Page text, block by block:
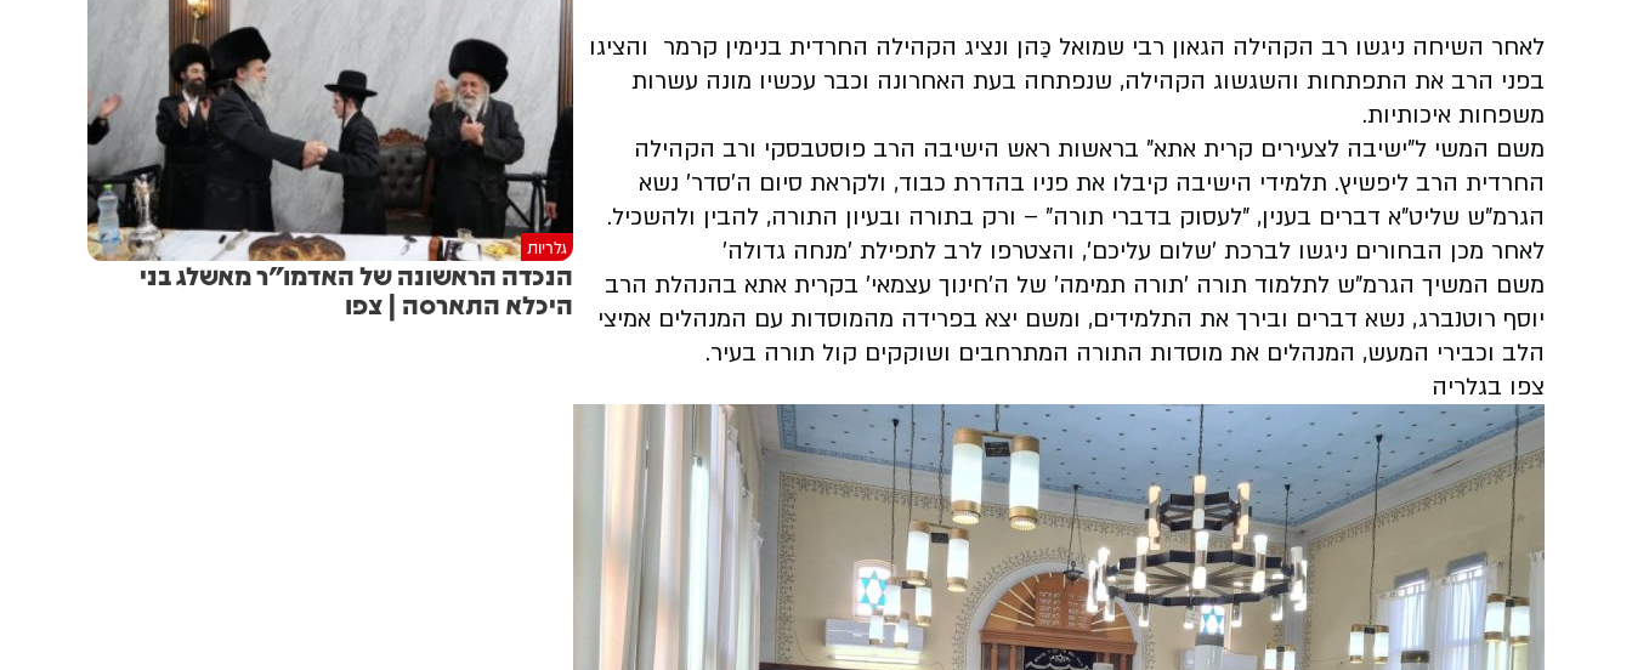
לאחר השיחה ניגשו רב הקהילה הגאון רבי שמואל כַּהן ונציג הקהילה החרדית בנימין קרמר והציגו
בפני הרב את התפתחות והשגשוג הקהילה, שנפתחה בעת האחרונה וכבר עכשיו מונה עשרות
משפחות איכותיות.
משם המשי ל"ישיבה לצעירים קרית אתא" בראשות ראש הישיבה הרב פוסטבסקי ורב הקהילה
החרדית הרב ליפשיץ. תלמידי הישיבה קיבלו את פניו בהדרת כבוד, ולקראת סיום ה'סדר' נשא
הגרמ"ש שליט"א דברים בענין, "לעסוק בדברי תורה" – ורק בתורה ובעיון התורה, להבין ולהשכיל.
לאחר מכן הבחורים ניגשו לברכת 'שלום עליכם', והצטרפו לרב לתפילת 'מנחה גדולה'
משם המשיך הגרמ"ש לתלמוד תורה 'תורה תמימה' של ה'חינוך עצמאי' בקרית אתא בהנהלת הרב
יוסף רוטנברג, נשא דברים ובירך את התלמידים, ומשם יצא בפרידה מהמוסדות עם המנהלים אמיצי
הלב וכבירי המעש, המנהלים את מוסדות התורה המתרחבים ושוקקים קול תורה בעיר.
צפו בגלריה
גלריות
הנכדה הראשונה של האדמו"ר מאשלג בני
היכלא התארסה | צפו